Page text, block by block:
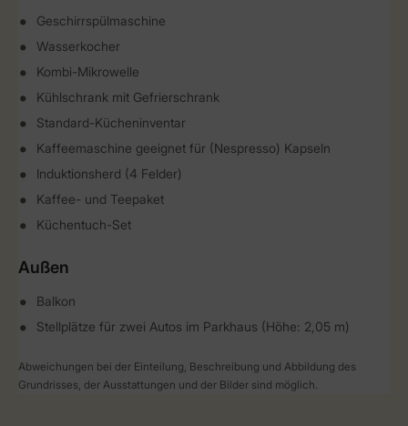
Geschirrspülmaschine
Wasserkocher
Kombi-Mikrowelle
Kühlschrank mit Gefrierschrank
Standard-Kücheninventar
Kaffeemaschine geeignet für (Nespresso) Kapseln
Induktionsherd (4 Felder)
Kaffee- und Teepaket
Küchentuch-Set
Außen
Balkon
Stellplätze für zwei Autos im Parkhaus (Höhe: 2,05 m)
Abweichungen bei der Einteilung, Beschreibung und Abbildung des
Grundrisses, der Ausstattungen und der Bilder sind möglich.